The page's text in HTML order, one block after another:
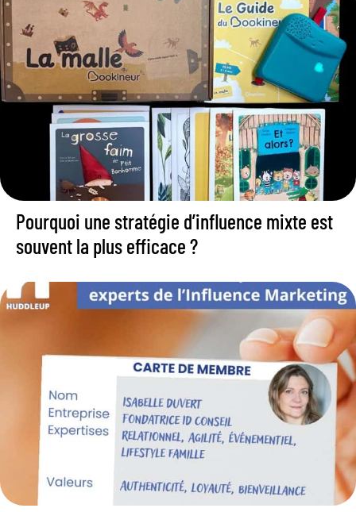
Pourquoi une stratégie d’influence mixte est
souvent la plus efficace ?